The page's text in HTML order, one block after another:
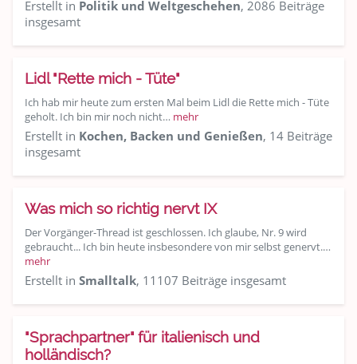
Erstellt in Politik und Weltgeschehen, 2086 Beiträge
insgesamt
Lidl "Rette mich - Tüte"
Ich hab mir heute zum ersten Mal beim Lidl die Rette mich - Tüte
geholt. Ich bin mir noch nicht… mehr
Erstellt in Kochen, Backen und Genießen, 14 Beiträge
insgesamt
Was mich so richtig nervt IX
Der Vorgänger-Thread ist geschlossen. Ich glaube, Nr. 9 wird
gebraucht... Ich bin heute insbesondere von mir selbst genervt.…
mehr
Erstellt in Smalltalk, 11107 Beiträge insgesamt
"Sprachpartner" für italienisch und
holländisch?